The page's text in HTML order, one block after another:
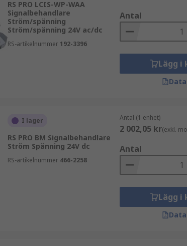
RS PRO LCIS-WP-WAA
Signalbehandlare
Ström/spänning
Ström/spänning 24V ac/dc
RS-artikelnummer 192-3396
Antal
Lägg i
I lager
RS PRO BM Signalbehandlare
Ström Spänning 24V dc
RS-artikelnummer 466-2258
Antal (1 enhet)
2 002,05 kr(exkl.
Antal
Lägg i